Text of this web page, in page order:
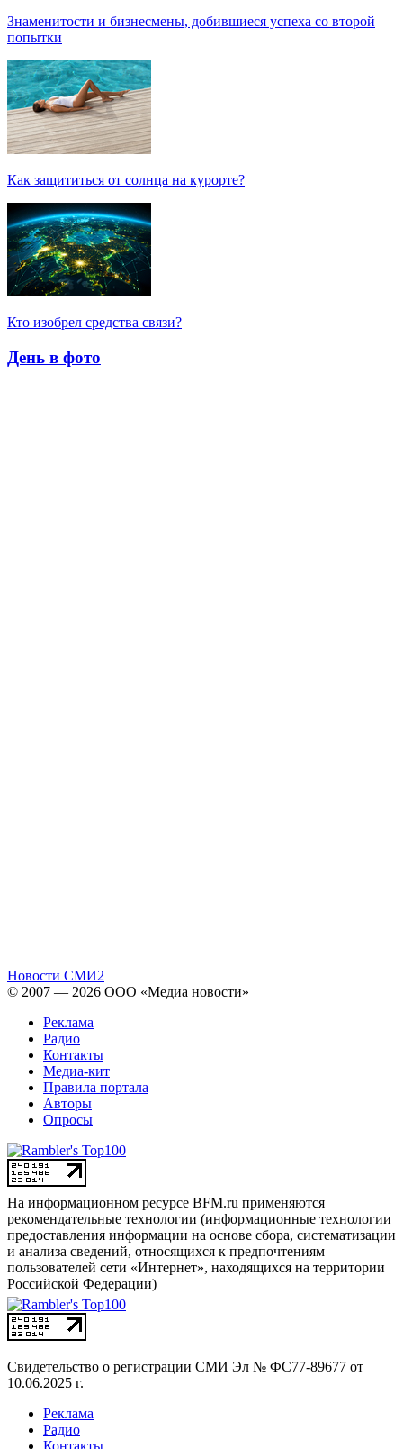
Знаменитости и бизнесмены, добившиеся успеха со второй
попытки
Как защититься от солнца на курорте?
Кто изобрел средства связи?
День в фото
Новости СМИ2
© 2007 — 2026 ООО «Медиа новости»
Реклама
Радио
Контакты
Медиа-кит
Правила портала
Авторы
Опросы
На информационном ресурсе BFM.ru применяются
рекомендательные технологии (информационные технологии
предоставления информации на основе сбора, систематизации
и анализа сведений, относящихся к предпочтениям
пользователей сети «Интернет», находящихся на территории
Российской Федерации)
Свидетельство о регистрации СМИ Эл № ФС77-89677 от
10.06.2025 г.
Реклама
Радио